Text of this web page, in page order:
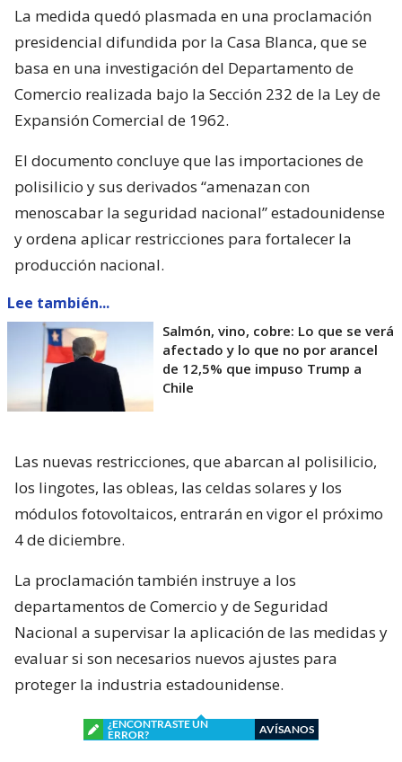
La medida quedó plasmada en una proclamación
presidencial difundida por la Casa Blanca, que se
basa en una investigación del Departamento de
Comercio realizada bajo la Sección 232 de la Ley de
Expansión Comercial de 1962.
El documento concluye que las importaciones de
polisilicio y sus derivados “amenazan con
menoscabar la seguridad nacional” estadounidense
y ordena aplicar restricciones para fortalecer la
producción nacional.
Lee también...
Salmón, vino, cobre: Lo que se verá
afectado y lo que no por arancel
de 12,5% que impuso Trump a
Chile
Las nuevas restricciones, que abarcan al polisilicio,
los lingotes, las obleas, las celdas solares y los
módulos fotovoltaicos, entrarán en vigor el próximo
4 de diciembre.
La proclamación también instruye a los
departamentos de Comercio y de Seguridad
Nacional a supervisar la aplicación de las medidas y
evaluar si son necesarios nuevos ajustes para
proteger la industria estadounidense.
¿ENCONTRASTE UN
ERROR?
AVÍSANOS